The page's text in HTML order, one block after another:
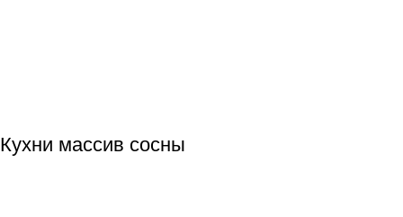
Кухни массив сосны